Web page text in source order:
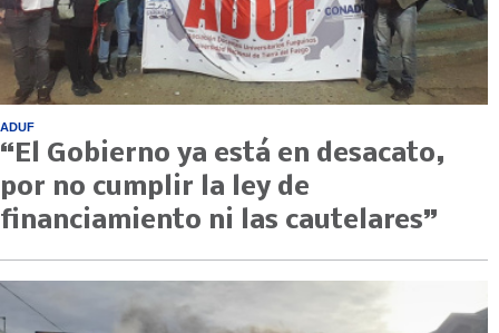
ADUF
“El Gobierno ya está en desacato,
por no cumplir la ley de
financiamiento ni las cautelares”